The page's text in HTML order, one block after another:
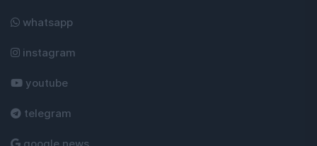
whatsapp
instagram
youtube
telegram